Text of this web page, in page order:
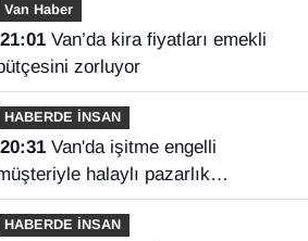
Van Haber
21:01Van’da kira fiyatları emekli
zorluyor
HABERDE İNSAN
20:31Van'da işitme engelli
halaylı pazarlık
HABERDE İNSAN